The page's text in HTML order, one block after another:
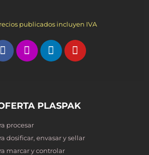
publicados incluyen IVA
PLASPAK
procesar
dosificar, envasar y sellar
marcar y controlar